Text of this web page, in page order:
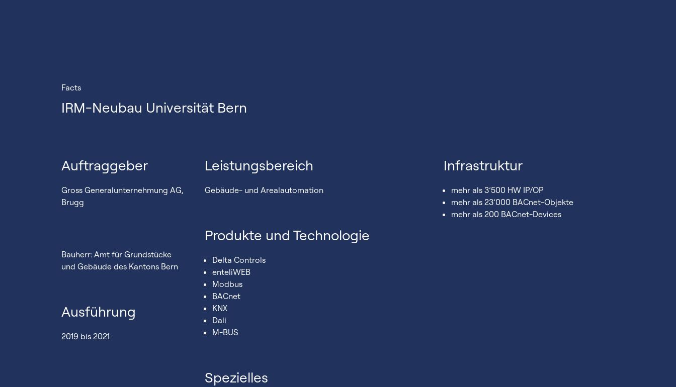
Facts
IRM-Neubau Universität Bern
Auftraggeber
Gross Generalunternehmung AG,
Brugg
Bauherr: Amt für Grundstücke
und Gebäude des Kantons Bern
Ausführung
2019 bis 2021
Leistungsbereich
Gebäude- und Arealautomation
Produkte und Technologie
Delta Controls
enteliWEB
Modbus
BACnet
KNX
Dali
M-BUS
Spezielles
Infrastruktur
mehr als 3’500 HW IP/OP
mehr als 23’000 BACnet-Objekte
mehr als 200 BACnet-Devices